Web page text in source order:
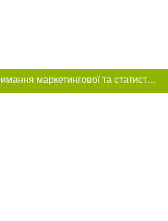
Цей сайт використовує «cookies». Також веб-сайт використовує інтернет-сервіс для збору технічних даних стосовно відвідувачів з метою отримання маркетингової та статистичної інформації. Умови обробки даних відвідувачів сайту див.